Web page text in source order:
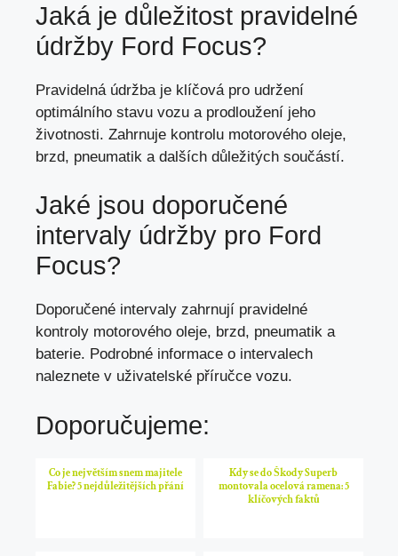
Jaká je důležitost pravidelné
údržby Ford Focus?
Pravidelná údržba je klíčová pro udržení
optimálního stavu vozu a prodloužení jeho
životnosti. Zahrnuje kontrolu motorového oleje,
brzd, pneumatik a dalších důležitých součástí.
Jaké jsou doporučené
intervaly údržby pro Ford
Focus?
Doporučené intervaly zahrnují pravidelné
kontroly motorového oleje, brzd, pneumatik a
baterie. Podrobné informace o intervalech
naleznete v uživatelské příručce vozu.
Doporučujeme:
Co je největším snem majitele
Fabie? 5 nejdůležitějších přání
Kdy se do Škody Superb
montovala ocelová ramena: 5
klíčových faktů